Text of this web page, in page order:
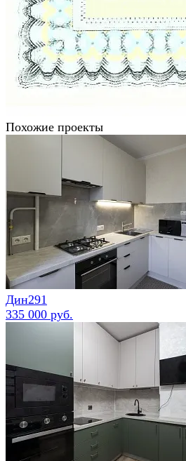
Похожие проекты
Дин291
335 000 руб.